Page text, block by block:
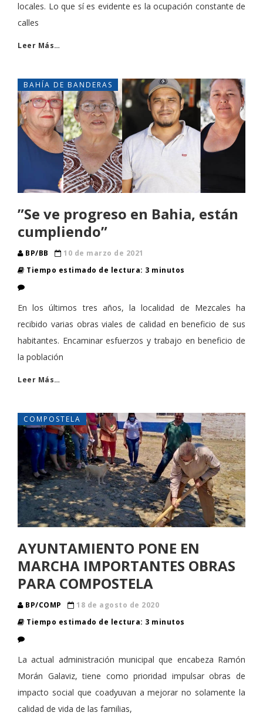
locales. Lo que sí es evidente es la ocupación constante de
calles
Leer Más…
BAHÍA DE BANDERAS
”Se ve progreso en Bahia, están
cumpliendo”
BP/BB
10 de marzo de 2021
Tiempo estimado de lectura: 3 minutos
​En los últimos tres años, la localidad de Mezcales ha
recibido varias obras viales de calidad en beneficio de sus
habitantes. Encaminar esfuerzos y trabajo en beneficio de
la población
Leer Más…
COMPOSTELA
AYUNTAMIENTO PONE EN
MARCHA IMPORTANTES OBRAS
PARA COMPOSTELA
BP/COMP
18 de agosto de 2020
Tiempo estimado de lectura: 3 minutos
La actual administración municipal que encabeza Ramón
Morán Galaviz, tiene como prioridad impulsar obras de
impacto social que coadyuvan a mejorar no solamente la
calidad de vida de las familias,